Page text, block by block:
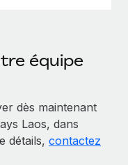
équipe
dès maintenant
Laos, dans
détails, contactez